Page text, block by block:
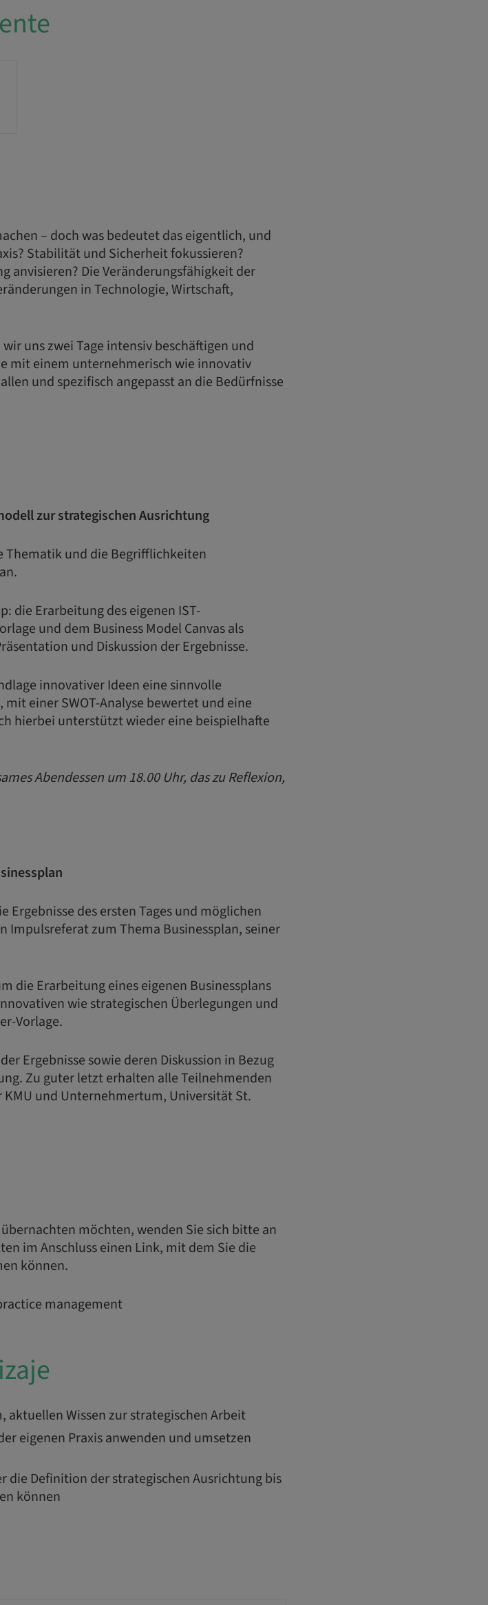
– doch was bedeutet das eigentlich, und
Stabilität und Sicherheit fokussieren?
anvisieren? Die Veränderungsfähigkeit der
in Technologie, Wirtschaft,
uns zwei Tage intensiv beschäftigen und
mit einem unternehmerisch wie innovativ
und spezifisch angepasst an die Bedürfnisse
zur strategischen Ausrichtung
und die Begrifflichkeiten
die Erarbeitung des eigenen IST-
und dem Business Model Canvas als
und Diskussion der Ergebnisse.
innovativer Ideen eine sinnvolle
einer SWOT-Analyse bewertet und eine
hierbei unterstützt wieder eine beispielhafte
Abendessen um 18.00 Uhr, das zu Reflexion,
des ersten Tages und möglichen
Impulsreferat zum Thema Businessplan, seiner
die Erarbeitung eines eigenen Businessplans
wie strategischen Überlegungen und
Vorlage.
Ergebnisse sowie deren Diskussion in Bezug
Zu guter letzt erhalten alle Teilnehmenden
und Unternehmertum, Universität St.
möchten, wenden Sie sich bitte an
im Anschluss einen Link, mit dem Sie die
können.
management
Wissen zur strategischen Arbeit
eigenen Praxis anwenden und umsetzen
die Definition der strategischen Ausrichtung bis
können